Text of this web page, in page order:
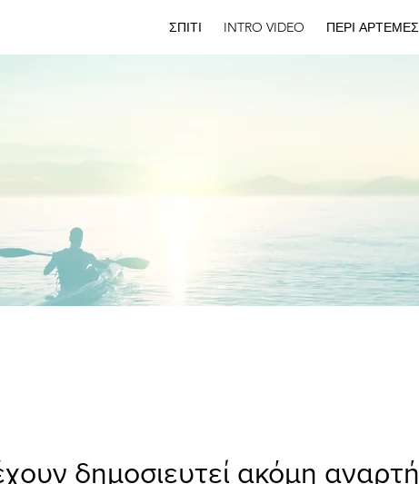
ΣΠΙΤΙ INTRO VIDEO ΠΕΡΙ
δημοσιευτεί ακόμη